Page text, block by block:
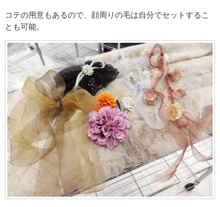
コテの用意もあるので、顔周りの毛は自分でセットするこ
とも可能。